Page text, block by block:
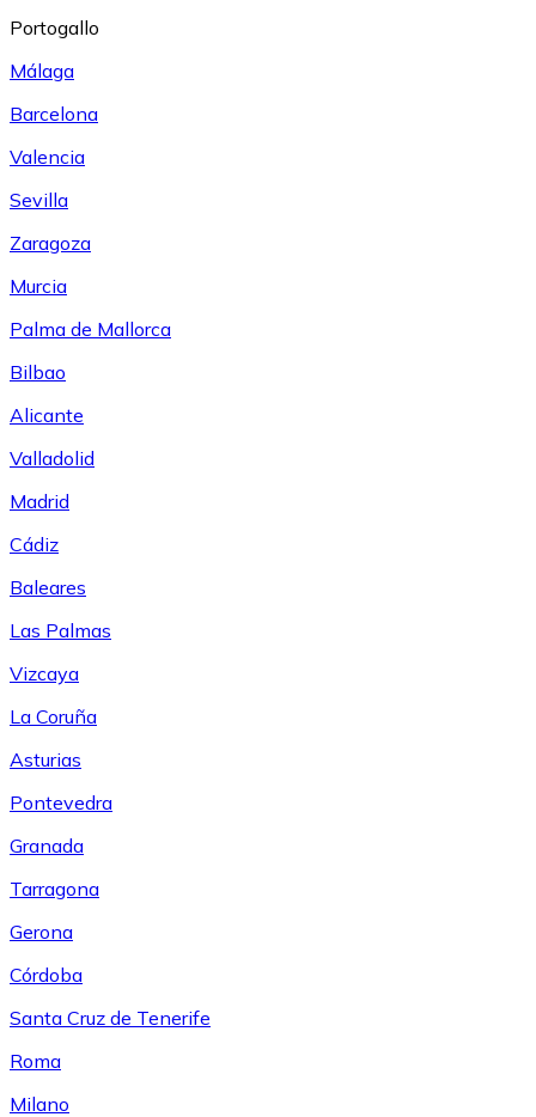
Portogallo
Málaga
Barcelona
Valencia
Sevilla
Zaragoza
Murcia
Palma de Mallorca
Bilbao
Alicante
Valladolid
Madrid
Cádiz
Baleares
Las Palmas
Vizcaya
La Coruña
Asturias
Pontevedra
Granada
Tarragona
Gerona
Córdoba
Santa Cruz de Tenerife
Roma
Milano